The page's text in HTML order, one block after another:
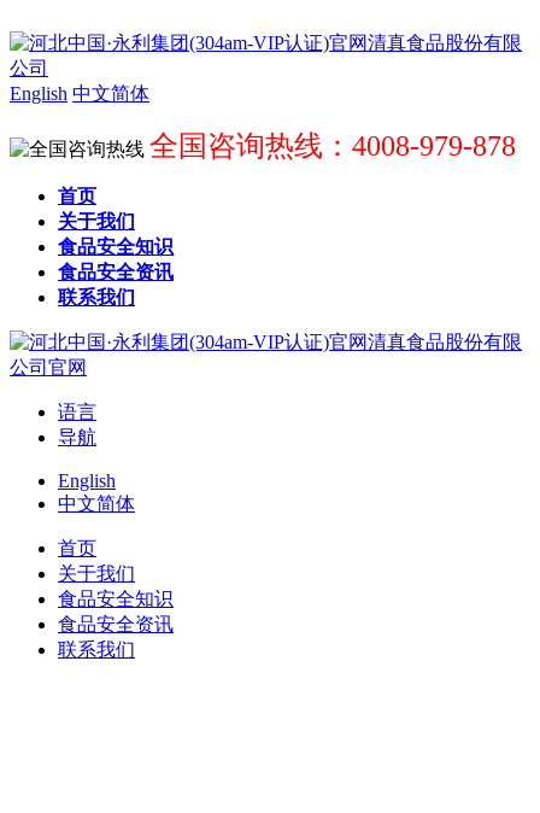
English 中文简体
全国咨询热线：4008-979-878
首页
关于我们
食品安全知识
食品安全资讯
联系我们
语言
导航
English
中文简体
首页
关于我们
食品安全知识
食品安全资讯
联系我们